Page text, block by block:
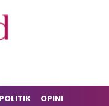
POLITIK OPINI